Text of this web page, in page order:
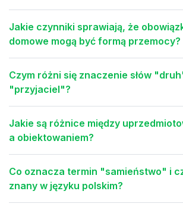
Jakie czynniki sprawiają, że
domowe mogą być formą przemocy?
Czym różni się znaczenie słów
"przyjaciel"?
Jakie są różnice między
a obiektowaniem?
Co oznacza termin "samieństwo" i
znany w języku polskim?